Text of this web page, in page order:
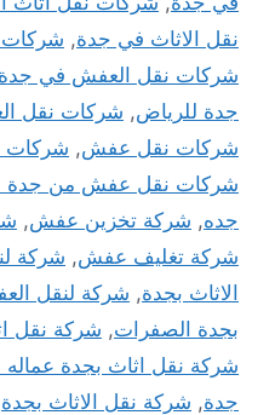
نقل الاثاث في جدة, شركات
شركات نقل العفش في جدة
جدة للرياض, شركات نقل
شركات نقل عفش,
شركات نقل عفش من جدة
جده, شركة تخزين عفش,
شركة تغليف عفش, شركة
الاثاث بجدة, شركة لنقل
بجدة الصفرات, شركة نقل
شركة نقل اثاث بجدة عماله
جدة, شركة نقل الاثاث بجدة